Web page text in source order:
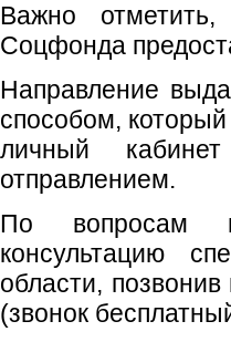
Важно
Соцфонда
Направление
способом,
личный
отправлением.
По вопросам
консультацию
области,
(звонок